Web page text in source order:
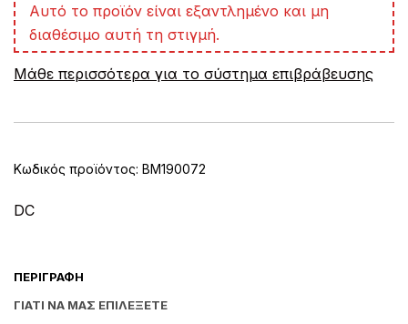
Αυτό το προϊόν είναι εξαντλημένο και μη
διαθέσιμο αυτή τη στιγμή.
Μάθε περισσότερα για το σύστημα επιβράβευσης
Κωδικός προϊόντος: BM190072
DC
ΠΕΡΙΓΡΑΦΉ
ΓΙΑΤΊ ΝΑ ΜΑΣ ΕΠΙΛΈΞΕΤΕ